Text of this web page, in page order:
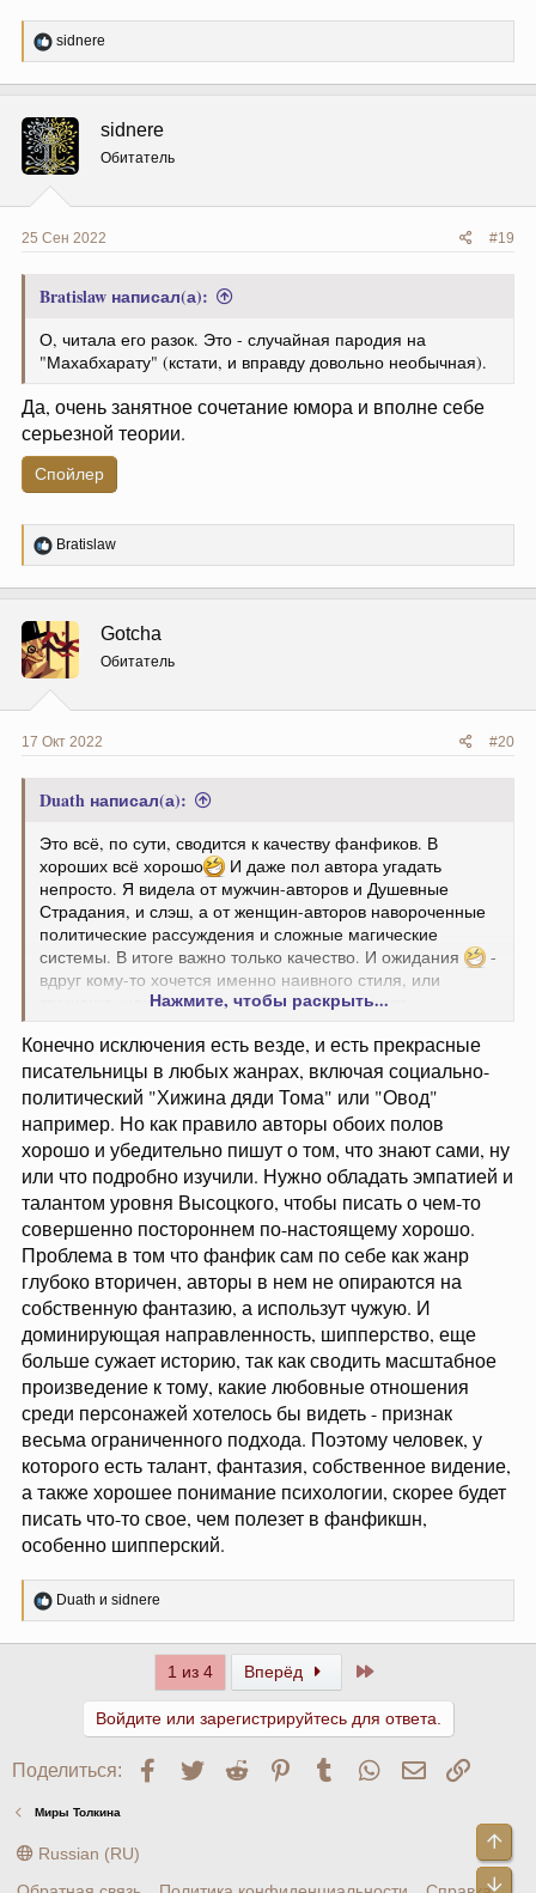
Р
е
ц
и
и
:
sidnere
sidnere
Обитатель
25 Сен 2022 #19
Bratislaw написал(а):
О, читала его разок. Это - случайная пародия на
"Махабхарату" (кстати, и вправду довольно необычная).
Да, очень занятное сочетание юмора и вполне себе
серьезной теории.
Спойлер
Р
е
ц
и
и
:
Bratislaw
Gotcha
Обитатель
17 Окт 2022 #20
Duath написал(а):
Это всё, по сути, сводится к качеству фанфиков. В
хороших всё хорошо
И даже пол автора угадать
непросто. Я видела от мужчин-авторов и Душевные
Страдания, и слэш, а от женщин-авторов навороченные
политические рассуждения и сложные магические
системы. В итоге важно только качество. И ожидания
-
вдруг кому-то хочется именно наивного стиля, или
трешачка, или безумия, или порно без сюжета.
Нажмите, чтобы раскрыть...
Конечно исключения есть везде, и есть прекрасные
писательницы в любых жанрах, включая социально-
политический "Хижина дяди Тома" или "Овод"
например. Но как правило авторы обоих полов
хорошо и убедительно пишут о том, что знают сами, ну
или что подробно изучили. Нужно обладать эмпатией и
талантом уровня Высоцкого, чтобы писать о чем-то
совершенно постороннем по-настоящему хорошо.
Проблема в том что фанфик сам по себе как жанр
глубоко вторичен, авторы в нем не опираются на
собственную фантазию, а использут чужую. И
доминирующая направленность, шипперство, еще
больше сужает историю, так как сводить масштабное
произведение к тому, какие любовные отношения
среди персонажей хотелось бы видеть - признак
весьма ограниченного подхода. Поэтому человек, у
которого есть талант, фантазия, собственное видение,
а также хорошее понимание психологии, скорее будет
писать что-то свое, чем полезет в фанфикшн,
особенно шипперский.
Р
е
Duath и sidnere
1 из 4 Вперёд Последний
Войдите или зарегистрируйтесь для ответа.
Поделиться: Facebook
Twitter Reddit PinterestTumblr WhatsApp
Миры Толкина
Russian (RU)